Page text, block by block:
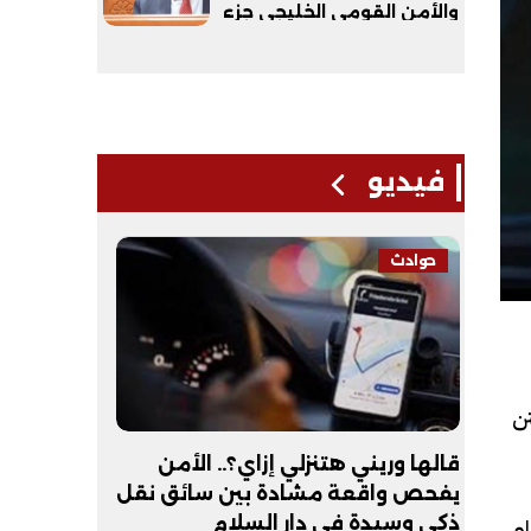
والأمن القومي الخليجي جزء
فيديو
حوادث
قالها وريني هتنزلي إزاي؟.. الأمن
يفحص واقعة مشادة بين سائق نقل
ذكي وسيدة في دار السلام